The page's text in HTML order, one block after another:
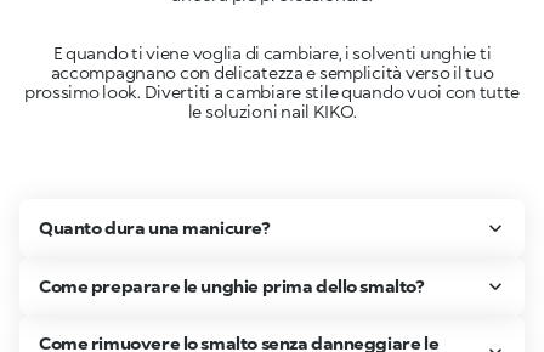
E quando ti viene voglia di cambiare, i solventi unghie ti
accompagnano con delicatezza e semplicità verso il tuo
prossimo look. Divertiti a cambiare stile quando vuoi con tutte
le soluzioni nail KIKO.
Quanto dura una manicure?
Come preparare le unghie prima dello smalto?
Come rimuovere lo smalto senza danneggiare le